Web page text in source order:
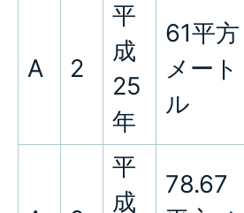
A 2
平
成
25
年
61平方
メート
ル
平
成
78.67